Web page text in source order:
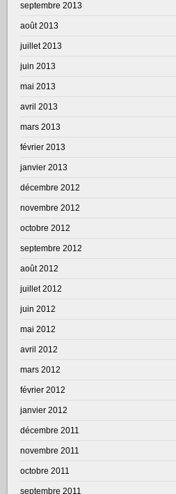
septembre 2013
août 2013
juillet 2013
juin 2013
mai 2013
avril 2013
mars 2013
février 2013
janvier 2013
décembre 2012
novembre 2012
octobre 2012
septembre 2012
août 2012
juillet 2012
juin 2012
mai 2012
avril 2012
mars 2012
février 2012
janvier 2012
décembre 2011
novembre 2011
octobre 2011
septembre 2011